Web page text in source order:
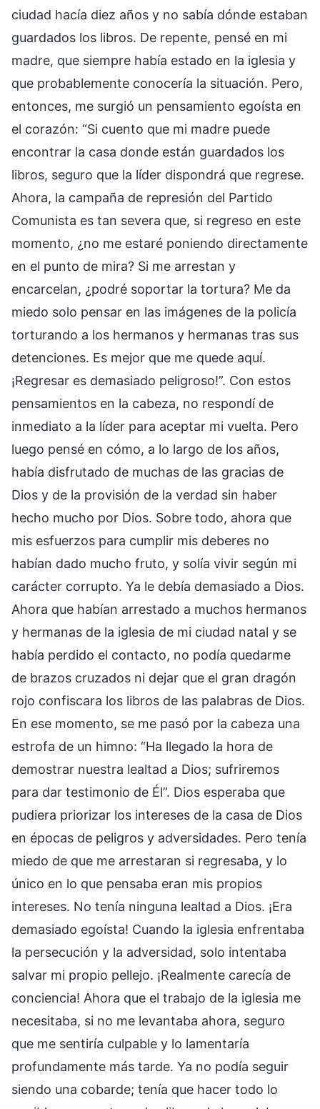
ciudad hacía diez años y no sabía dónde estaban
guardados los libros. De repente, pensé en mi
madre, que siempre había estado en la iglesia y
que probablemente conocería la situación. Pero,
entonces, me surgió un pensamiento egoísta en
el corazón: “Si cuento que mi madre puede
encontrar la casa donde están guardados los
libros, seguro que la líder dispondrá que regrese.
Ahora, la campaña de represión del Partido
Comunista es tan severa que, si regreso en este
momento, ¿no me estaré poniendo directamente
en el punto de mira? Si me arrestan y
encarcelan, ¿podré soportar la tortura? Me da
miedo solo pensar en las imágenes de la policía
torturando a los hermanos y hermanas tras sus
detenciones. Es mejor que me quede aquí.
¡Regresar es demasiado peligroso!”. Con estos
pensamientos en la cabeza, no respondí de
inmediato a la líder para aceptar mi vuelta. Pero
luego pensé en cómo, a lo largo de los años,
había disfrutado de muchas de las gracias de
Dios y de la provisión de la verdad sin haber
hecho mucho por Dios. Sobre todo, ahora que
mis esfuerzos para cumplir mis deberes no
habían dado mucho fruto, y solía vivir según mi
carácter corrupto. Ya le debía demasiado a Dios.
Ahora que habían arrestado a muchos hermanos
y hermanas de la iglesia de mi ciudad natal y se
había perdido el contacto, no podía quedarme
de brazos cruzados ni dejar que el gran dragón
rojo confiscara los libros de las palabras de Dios.
En ese momento, se me pasó por la cabeza una
estrofa de un himno: “Ha llegado la hora de
demostrar nuestra lealtad a Dios; sufriremos
para dar testimonio de Él”. Dios esperaba que
pudiera priorizar los intereses de la casa de Dios
en épocas de peligros y adversidades. Pero tenía
miedo de que me arrestaran si regresaba, y lo
único en lo que pensaba eran mis propios
intereses. No tenía ninguna lealtad a Dios. ¡Era
demasiado egoísta! Cuando la iglesia enfrentaba
la persecución y la adversidad, solo intentaba
salvar mi propio pellejo. ¡Realmente carecía de
conciencia! Ahora que el trabajo de la iglesia me
necesitaba, si no me levantaba ahora, seguro
que me sentiría culpable y lo lamentaría
profundamente más tarde. Ya no podía seguir
siendo una cobarde; tenía que hacer todo lo